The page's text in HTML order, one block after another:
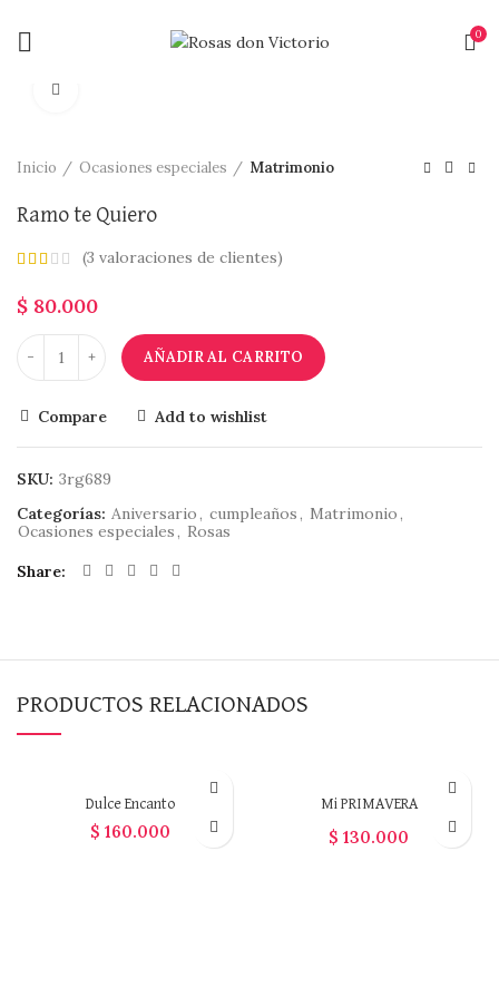
0
Inicio Ocasiones especiales Matrimonio
Ramo te Quiero
(3 valoraciones de clientes)
$ 80.000
AÑADIR AL CARRITO
Compare Add to wishlist
SKU: 3rg689
Categorías: Aniversario , cumpleaños , Matrimonio ,
Ocasiones especiales , Rosas
Share
PRODUCTOS RELACIONADOS
Dulce Encanto
$ 160.000
Mi PRIMAVERA
$ 130.000